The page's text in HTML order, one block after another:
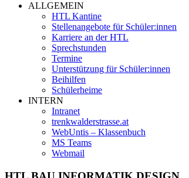
ALLGEMEIN
HTL Kantine
Stellenangebote für Schüler:innen
Karriere an der HTL
Sprechstunden
Termine
Unterstützung für Schüler:innen
Beihilfen
Schülerheime
INTERN
Intranet
trenkwalderstrasse.at
WebUntis – Klassenbuch
MS Teams
Webmail